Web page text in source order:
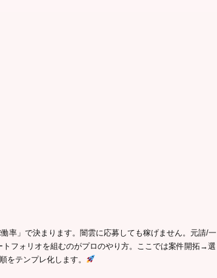
率」で決まります。闇雲に応募しても稼げません。元請/一
フォリオを組むのがプロのやり方。ここでは案件開拓→選
テンプレ化します。